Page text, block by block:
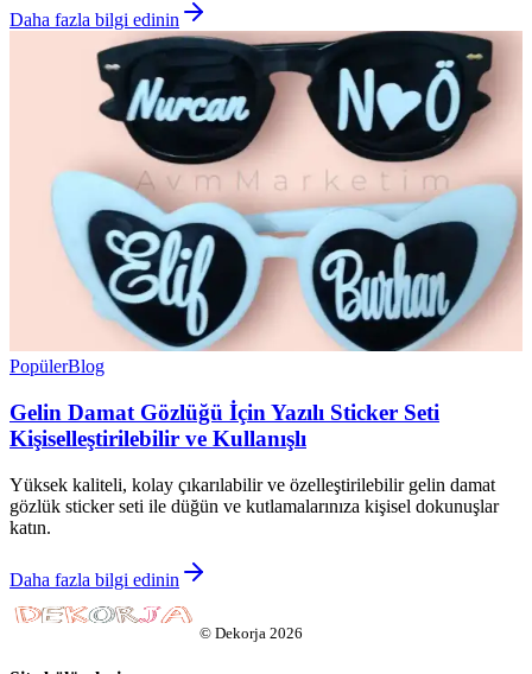
Daha fazla bilgi edinin
PopülerBlog
Gelin Damat Gözlüğü İçin Yazılı Sticker Seti
Kişiselleştirilebilir ve Kullanışlı
Yüksek kaliteli, kolay çıkarılabilir ve özelleştirilebilir gelin damat
gözlük sticker seti ile düğün ve kutlamalarınıza kişisel dokunuşlar
katın.
Daha fazla bilgi edinin
© Dekorja 2026